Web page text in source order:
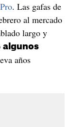
. Las gafas de
al mercado
largo y
algunos
años